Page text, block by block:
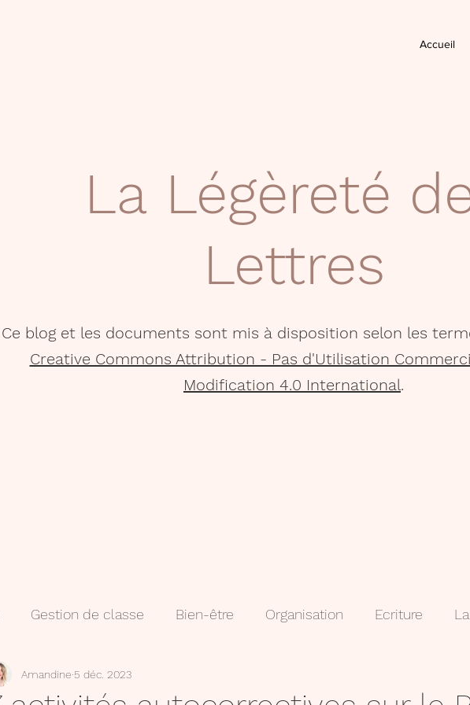
Accueil
La Légèreté
Lettres
Ce blog et les documents sont mis à disposition selon les
Creative Commons Attribution - Pas d'Utilisation
Modification 4.0 International.
Gestion de classe Bien-être Organisation Ecriture
Numérique
Amandine 5 déc. 2023